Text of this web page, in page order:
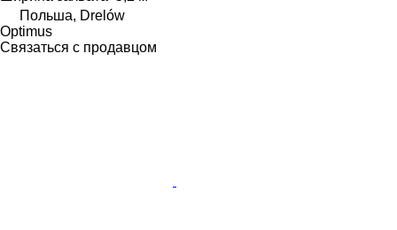
Польша, Drelów
Optimus
Связаться с продавцом